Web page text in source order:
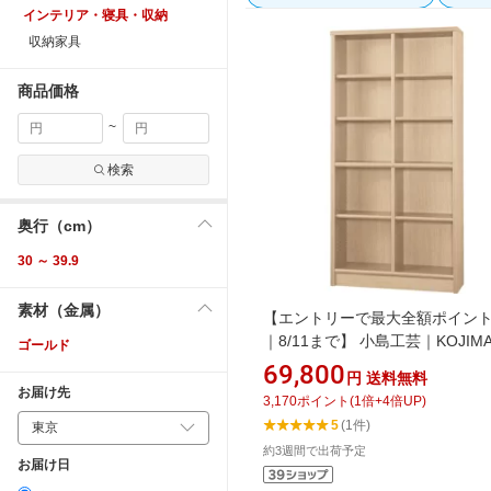
インテリア・寝具・収納
収納家具
商品価格
~
検索
奥行（cm）
30 ～ 39.9
素材（金属）
ゴールド
お届け先
お届け日
【エントリーで最大全額ポイン
｜8/11まで】 小島工芸｜
KOUGEI 本棚 90アコード チェリ
チュラルH【キャンセル・返品不
69,800 円 送料無料
3,170ポイント (1 倍+4倍UP)
5(1件)
約3週間で出荷予定